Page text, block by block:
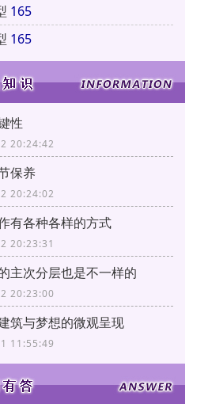
165
165
性
20:24:42
保养
20:24:02
有各种各样的方式
20:23:31
主次分层也是不一样的
20:23:00
筑与梦想的微观呈现
11:55:49